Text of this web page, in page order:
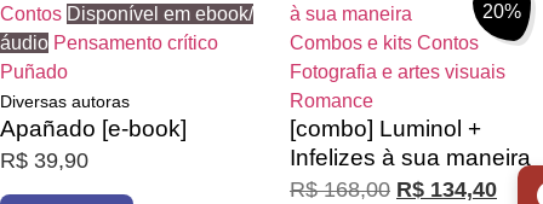
Contos Disponível em ebook/
áudio Pensamento crítico
Puñado
Diversas autoras
Apañado [e-book]
R$ 39,90
20%
Combos e kits Contos
Fotografia e artes visuais
Romance
[combo] Luminol +
Infelizes à sua maneira
R$168,00 R$ 134,40